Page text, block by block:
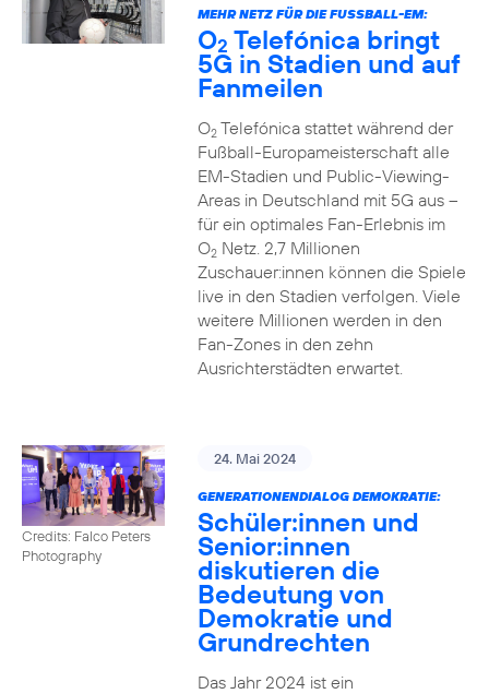
MEHR NETZ FÜR DIE FUSSBALL-EM:
O2 Telefónica bringt
5G in Stadien und auf
Fanmeilen
O2Telefónica stattet während der
Fußball-Europameisterschaft alle
EM-Stadien und Public-Viewing-
Areas in Deutschland mit 5G aus –
für ein optimales Fan-Erlebnis im
O2Netz. 2,7 Millionen
Zuschauer:innen können die Spiele
live in den Stadien verfolgen. Viele
weitere Millionen werden in den
Fan-Zones in den zehn
Ausrichterstädten erwartet.
Credits: Falco Peters
Photography
24. Mai 2024
GENERATIONENDIALOG DEMOKRATIE:
Schüler:innen und
Senior:innen
diskutieren die
Bedeutung von
Demokratie und
Grundrechten
Das Jahr 2024 ist ein